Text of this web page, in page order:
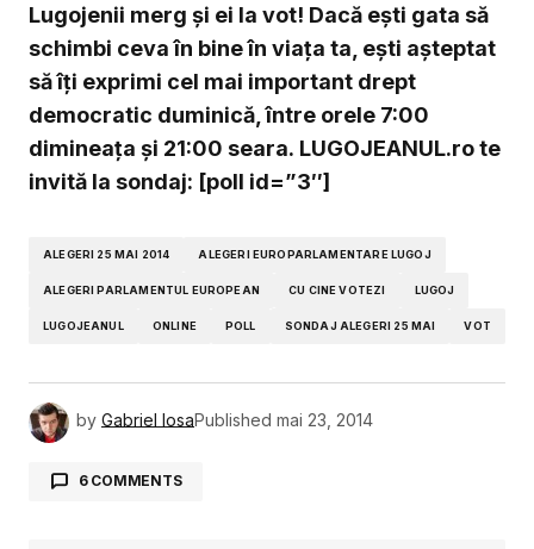
Lugojenii merg și ei la vot! Dacă ești gata să
schimbi ceva în bine în viața ta, ești așteptat
să îți exprimi cel mai important drept
democratic duminică, între orele 7:00
dimineața și 21:00 seara. LUGOJEANUL.ro te
invită la sondaj: [poll id=”3″]
ALEGERI 25 MAI 2014 ALEGERI EUROPARLAMENTARE LUGOJ
ALEGERI PARLAMENTUL EUROPEAN CU CINE VOTEZI LUGOJ
LUGOJEANUL ONLINE POLL SONDAJ ALEGERI 25 MAI VOT
by Gabriel IosaPublished mai 23, 2014
6 COMMENTS